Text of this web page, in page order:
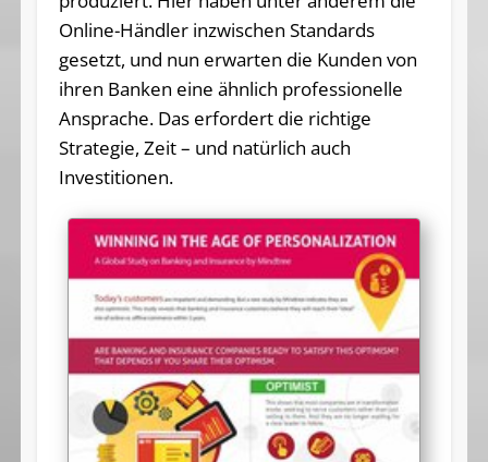
Online-Händler inzwischen Standards
gesetzt, und nun erwarten die Kunden von
ihren Banken eine ähnlich professionelle
Ansprache. Das erfordert die richtige
Strategie, Zeit – und natürlich auch
Investitionen.